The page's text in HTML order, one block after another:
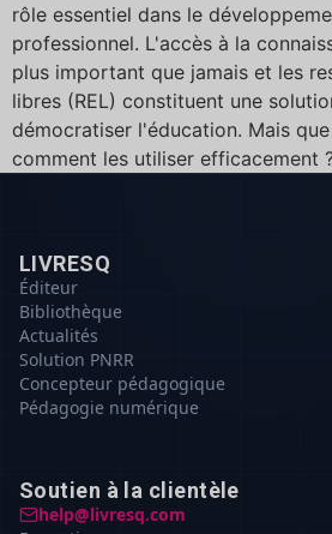
rôle essentiel dans le
professionnel. L'accès à la
plus important que jamais et les
libres (REL) constituent une
démocratiser l'éducation. Mais
comment les utiliser efficacement
LIVRESQ
Éditeur
Bibliothèque
Actualités
Solution PNRR
Concepteur pédagogique
Pédagogie numérique
Soutien à la clientèle
help@livresq.com